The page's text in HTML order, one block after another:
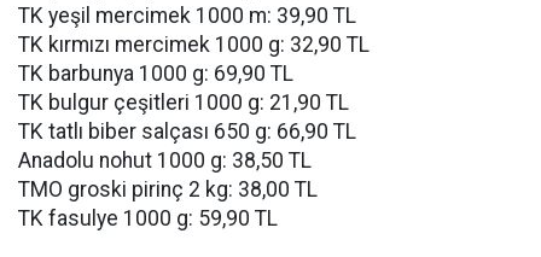
TK yeşil mercimek 1000 m: 39,90 TL
TK kırmızı mercimek 1000 g: 32,90 TL
TK barbunya 1000 g: 69,90 TL
TK bulgur çeşitleri 1000 g: 21,90 TL
TK tatlı biber salçası 650 g: 66,90 TL
Anadolu nohut 1000 g: 38,50 TL
TMO groski pirinç 2 kg: 38,00 TL
TK fasulye 1000 g: 59,90 TL